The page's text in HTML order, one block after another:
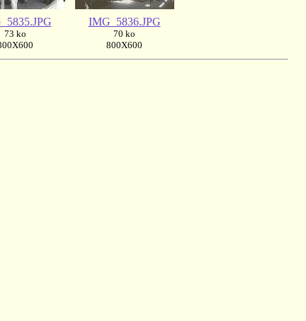
73 ko
IMG_5836.JPG
70 ko
800X600